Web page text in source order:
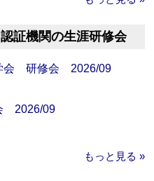
証機関の生涯研修会
会 研修会 2026/09
2026/09
もっと見る »